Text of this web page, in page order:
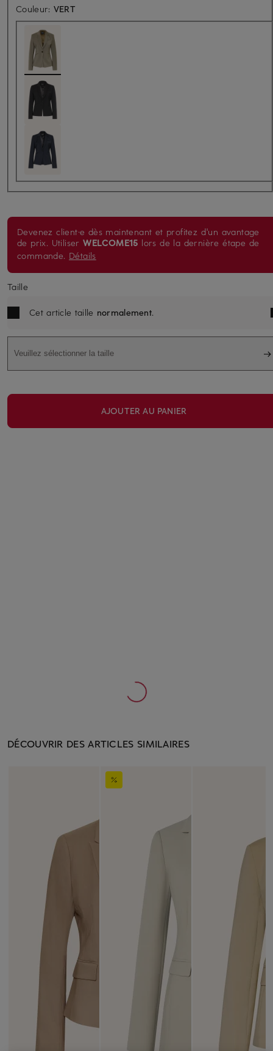
Couleur: VERT
Devenez client·e dès maintenant et profitez d'un avantage
de prix. UtiliserWELCOME15 lors de la dernière étape de
commande. Détails
Taille
Cet article taille normalement.
Veuillez sélectionner la taille
AJOUTER AU PANIER
DÉCOUVRIR DES ARTICLES SIMILAIRES